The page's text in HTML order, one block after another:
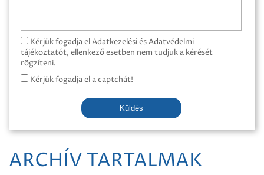
Kérjük fogadja el Adatkezelési és Adatvédelmi
tájékoztatót, ellenkező esetben nem tudjuk a kérését
rögzíteni.
Kérjük fogadja el a captchát!
Küldés
ARCHÍV TARTALMAK